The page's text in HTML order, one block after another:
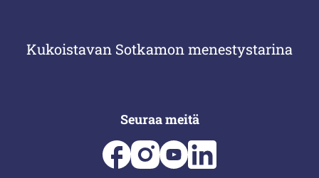
Kukoistavan Sotkamon menestystarina
Seuraa meitä